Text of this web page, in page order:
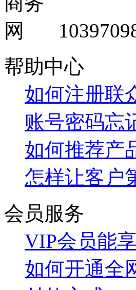
帮助中心
如何注册联
账号密码忘
如何推荐产
怎样让客户
会员服务
VIP会员能
如何开通全